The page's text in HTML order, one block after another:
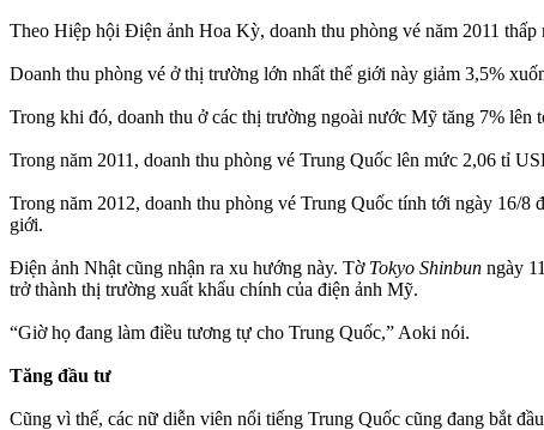
Theo Hiệp hội Điện ảnh Hoa Kỳ, doanh thu phòng vé năm 2011 thấp
Doanh thu phòng vé ở thị trường lớn nhất thế giới này giảm 3,5%
Trong khi đó, doanh thu ở các thị trường ngoài nước Mỹ tăng 7% lên
Trong năm 2011, doanh thu phòng vé Trung Quốc lên mức 2,06 tỉ
Trong năm 2012, doanh thu phòng vé Trung Quốc tính tới ngày 16/
giới.
Điện ảnh Nhật cũng nhận ra xu hướng này. Tờ Tokyo Shinbun ngày
trở thành thị trường xuất khẩu chính của điện ảnh Mỹ.
“Giờ họ đang làm điều tương tự cho Trung Quốc,” Aoki nói.
Tăng đầu tư
Cũng vì thế, các nữ diễn viên nổi tiếng Trung Quốc cũng đang bắt